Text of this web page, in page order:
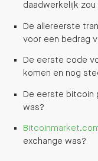
daadwerkelijk zou
De allereerste
voor een bedrag
De eerste code
komen en nog
De eerste bitcoin
was?
exchange was?